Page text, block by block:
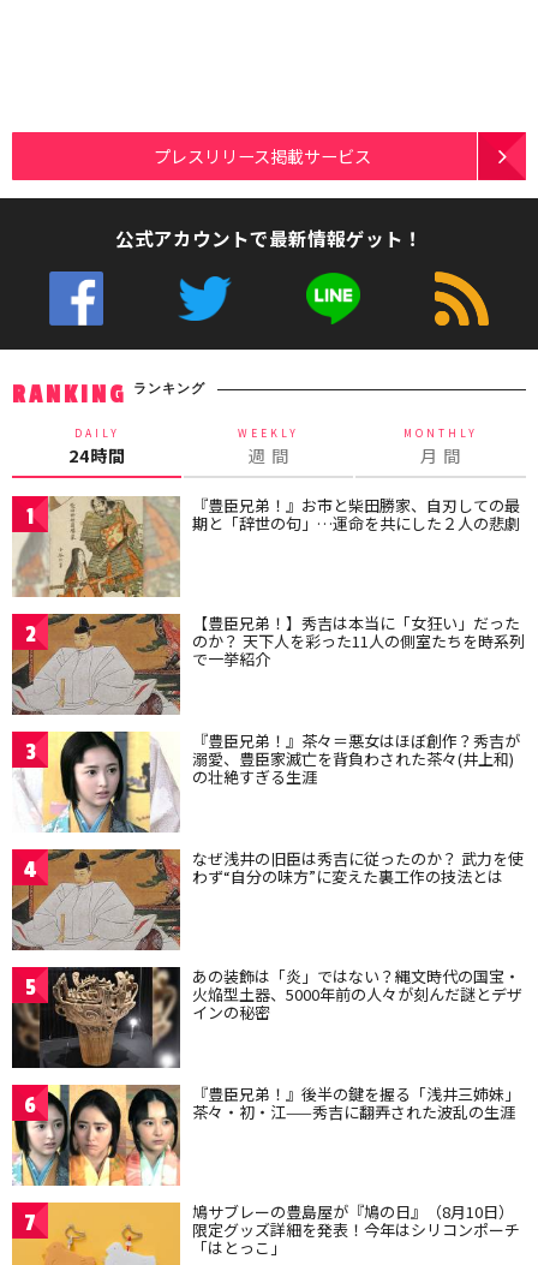
プレスリリース掲載サービス
公式アカウントで最新情報ゲット！
RANKING ランキング
DAILY
24時間
WEEKLY
週 間
MONTHLY
月 間
1 『豊臣兄弟！』お市と柴田勝家、自刃しての最
期と「辞世の句」…運命を共にした２人の悲劇
2 【豊臣兄弟！】秀吉は本当に「女狂い」だった
のか？ 天下人を彩った11人の側室たちを時系列
で一挙紹介
3 『豊臣兄弟！』茶々＝悪女はほぼ創作？秀吉が
溺愛、豊臣家滅亡を背負わされた茶々(井上和)
の壮絶すぎる生涯
4 なぜ浅井の旧臣は秀吉に従ったのか？ 武力を使
わず“自分の味方”に変えた裏工作の技法とは
5 あの装飾は「炎」ではない？縄文時代の国宝・
火焔型土器、5000年前の人々が刻んだ謎とデザ
インの秘密
6 『豊臣兄弟！』後半の鍵を握る「浅井三姉妹」
茶々・初・江——秀吉に翻弄された波乱の生涯
7 鳩サブレーの豊島屋が『鳩の日』（8月10日）
限定グッズ詳細を発表！今年はシリコンポーチ
「はとっこ」